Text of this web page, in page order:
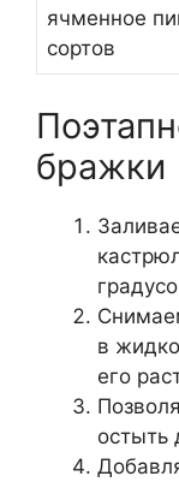
ячменное
сортов
бражки
в
его
остыть